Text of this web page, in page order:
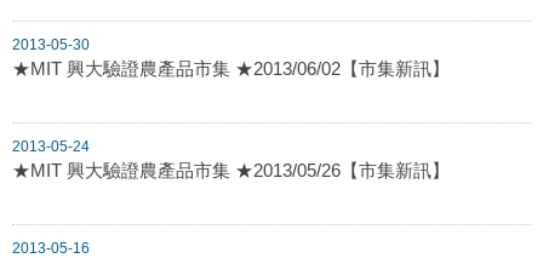
2013-05-30
★MIT 興大驗證農產品市集 ★2013/06/02【市集新訊】
2013-05-24
★MIT 興大驗證農產品市集 ★2013/05/26【市集新訊】
2013-05-16